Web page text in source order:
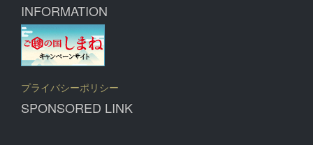
INFORMATION
プライバシーポリシー
SPONSORED LINK